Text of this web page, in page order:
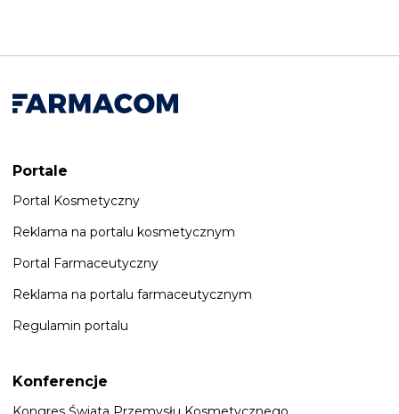
Portale
Portal Kosmetyczny
Reklama na portalu kosmetycznym
Portal Farmaceutyczny
Reklama na portalu farmaceutycznym
Regulamin portalu
Konferencje